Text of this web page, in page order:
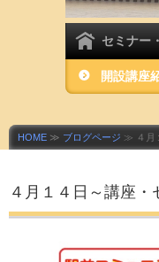
セミナー
ニティサ
開設講座
HOME ≫ ブログページ ≫ ４月
４月１４日～講座